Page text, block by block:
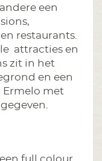
een
restaurants.
attracties en
zit in het
en een
Ermelo met
full colour